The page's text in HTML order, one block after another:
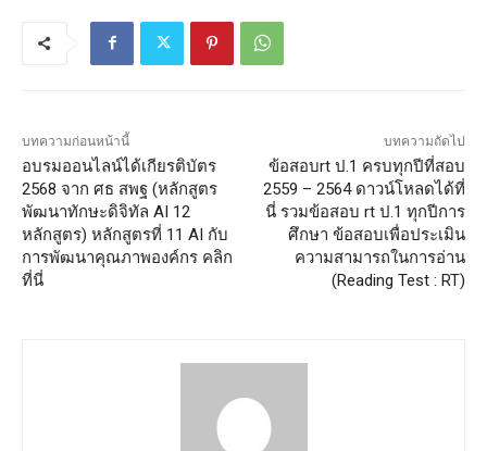
บทความก่อนหน้านี้
อบรมออนไลน์ได้เกียรติบัตร
2568 จาก ศธ สพฐ (หลักสูตร
พัฒนาทักษะดิจิทัล AI 12
หลักสูตร) หลักสูตรที่ 11 AI กับ
การพัฒนาคุณภาพองค์กร คลิก
ที่นี่
บทความถัดไป
ข้อสอบrt ป.1 ครบทุกปีที่สอบ
2559 – 2564 ดาวน์โหลดได้ที่
นี่ รวมข้อสอบ rt ป.1 ทุกปีการ
ศึกษา ข้อสอบเพื่อประเมิน
ความสามารถในการอ่าน
(Reading Test : RT)